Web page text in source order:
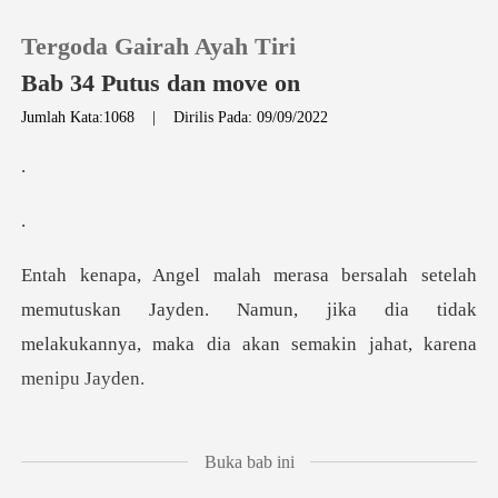
Riwayat Membaca
Keluar
Tergoda Gairah Ayah Tiri
Bab 34 Putus dan move on
Jumlah Kata:1068 |Dirilis Pada: 09/09/2022
emutuskan Jayden. Namun, jika dia tidak
melakukanny
dia sedang berkutat
Buka bab ini